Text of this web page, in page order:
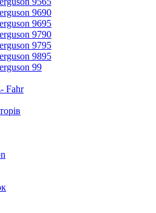
9690
9695
9790
9795
9895
99
Fahr